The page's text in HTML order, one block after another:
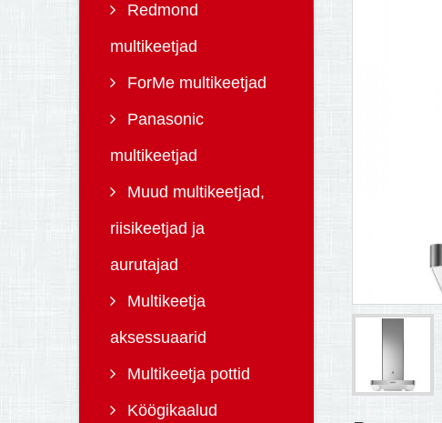
Redmond
multikeetjad
ForMe multikeetjad
Panasonic
multikeetjad
Muud multikeetjad,
riisikeetjad ja
aurutajad
Multikeetja
aksessuaarid
Multikeetja pottid
Köögikaalud